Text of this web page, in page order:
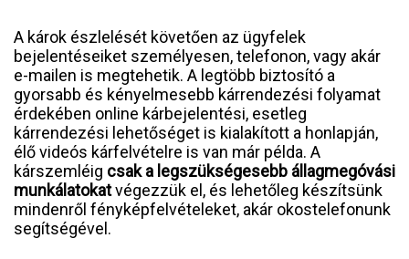
A károk észlelését követően az ügyfelek
bejelentéseiket személyesen, telefonon, vagy akár
e-mailen is megtehetik. A legtöbb biztosító a
gyorsabb és kényelmesebb kárrendezési folyamat
érdekében online kárbejelentési, esetleg
kárrendezési lehetőséget is kialakított a honlapján,
élő videós kárfelvételre is van már példa. A
kárszemléig csak a legszükségesebb állagmegóvási
munkálatokatvégezzük el, és lehetőleg készítsünk
mindenről fényképfelvételeket, akár okostelefonunk
segítségével.